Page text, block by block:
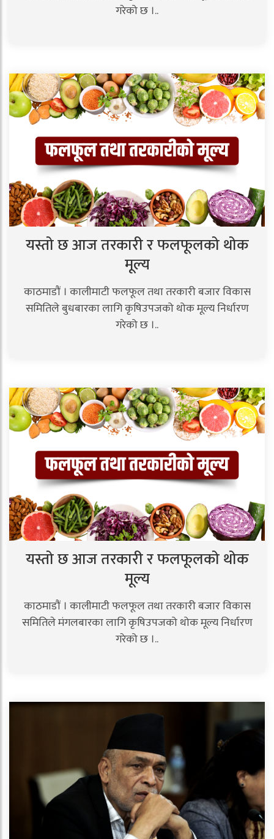
गरेको छ ।..
यस्तो छ आज तरकारी र फलफूलको थोक
मूल्य
काठमाडौं । कालीमाटी फलफूल तथा तरकारी बजार विकास
समितिले बुधबारका लागि कृषिउपजको थोक मूल्य निर्धारण
गरेको छ ।..
यस्तो छ आज तरकारी र फलफूलको थोक
मूल्य
काठमाडौं । कालीमाटी फलफूल तथा तरकारी बजार विकास
समितिले मंगलबारका लागि कृषिउपजको थोक मूल्य निर्धारण
गरेको छ ।..